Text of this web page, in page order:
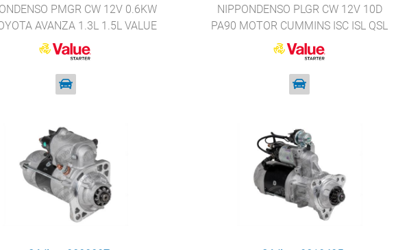
PMGR CW 12V 0.6KW
AVANZA 1.3L 1.5L VALUE
STARTER 28100-BZ020
NIPPONDENSO PLGR CW 12V 10D
PA90 MOTOR CUMMINS ISC ISL QSL
VALUE STARTER 428000-7150